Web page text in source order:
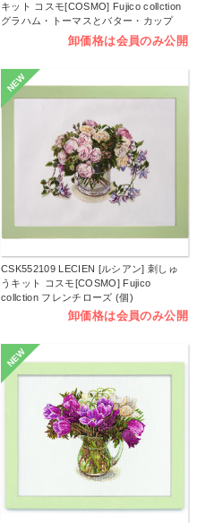
キット コスモ[COSMO] Fujico collction
グラハム・トーマスとバター・カップ
卸価格は会員のみ公開
NEW
CSK552109 LECIEN [ルシアン] 刺しゅ
うキット コスモ[COSMO] Fujico
collction フレンチローズ (個)
卸価格は会員のみ公開
NEW